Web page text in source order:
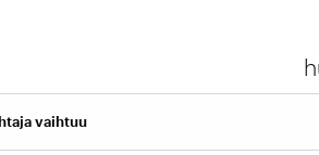
vaihtuu